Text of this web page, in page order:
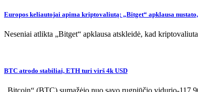
Europos keliautojai apima kriptovaliutą: „Bitget“ apklausa
Neseniai atlikta „Bitget“ apklausa atskleidė, kad
BTC atrodo stabiliai, ETH turi virš 4k USD